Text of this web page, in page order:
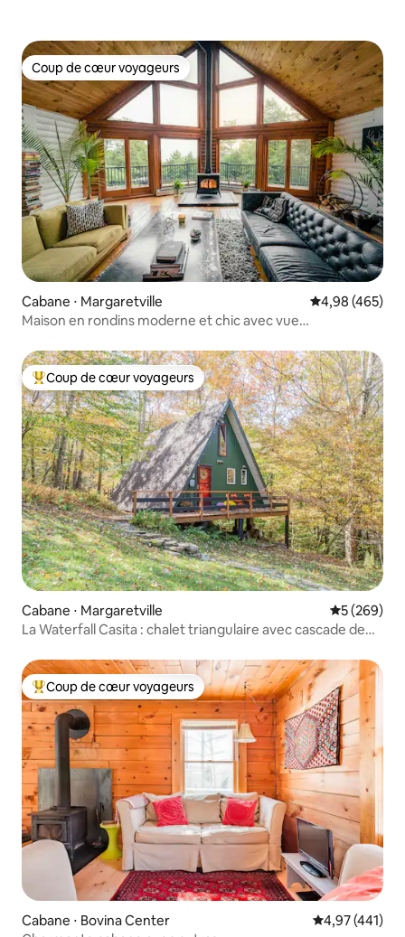
Coup de cœur voyageurs
Coup de cœur voyageurs
Cabane ⋅ Margaretville Évaluation
4,98 (465)
Maison en rondins moderne et chic avec vue
Coups de cœur voyageurs les plus appréciés
Coup de cœur voyageurs
Cabane ⋅ Margaretville Évaluation
5 (269)
La Waterfall Casita : chalet triangulaire avec cascade de
Coups de cœur voyageurs les plus appréciés
Coup de cœur voyageurs
Cabane ⋅ Bovina Center Évaluation
4,97 (441)